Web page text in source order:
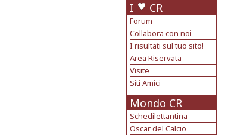
I CR
Forum
Collabora con noi
I risultati sul tuo sito!
Area Riservata
Visite
Siti Amici
Mondo CR
Schedilettantina
Oscar del Calcio